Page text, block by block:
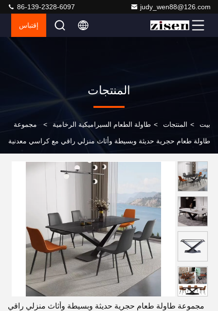
judy_wen88@126.com
86-139-2328-6097
إقتباس
المنتجات
بيت > المنتجات > طاولة الطعام السيراميكية الرخامية > مجموعة
طاولة طعام حجرية حديثة وبسيطة وأثاث منزلي راقي مع كراسي معدنية
مجموعة طاولة طعام حجرية حديثة وبسيطة وأثاث منزلي راقي